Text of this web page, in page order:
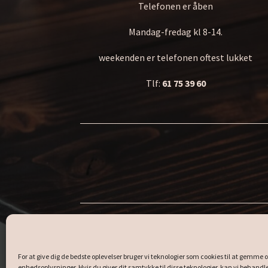
For at give dig de bedste oplevelser bruger vi teknologier som cookies til at gemme
Telefonen er åben
Mandag-fredag kl 8-14.
weekenden er telefonen oftest lukket
Tlf: 61 75 39 60
Fedt,